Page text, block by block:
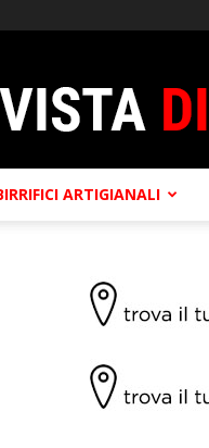
ARTIGIANALI